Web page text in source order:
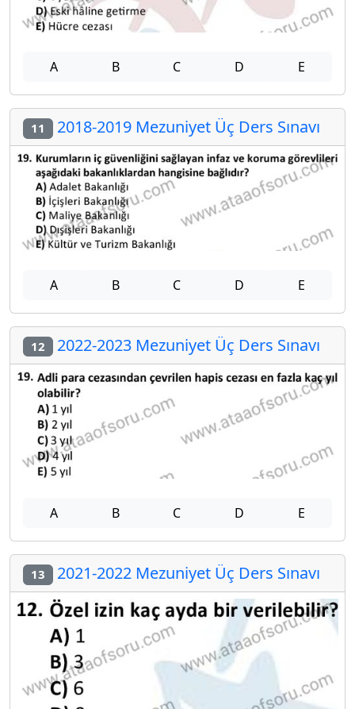
A B C D E
11 2018-2019 Mezuniyet Üç Ders Sınavı
A B C D E
12 2022-2023 Mezuniyet Üç Ders Sınavı
A B C D E
13 2021-2022 Mezuniyet Üç Ders Sınavı